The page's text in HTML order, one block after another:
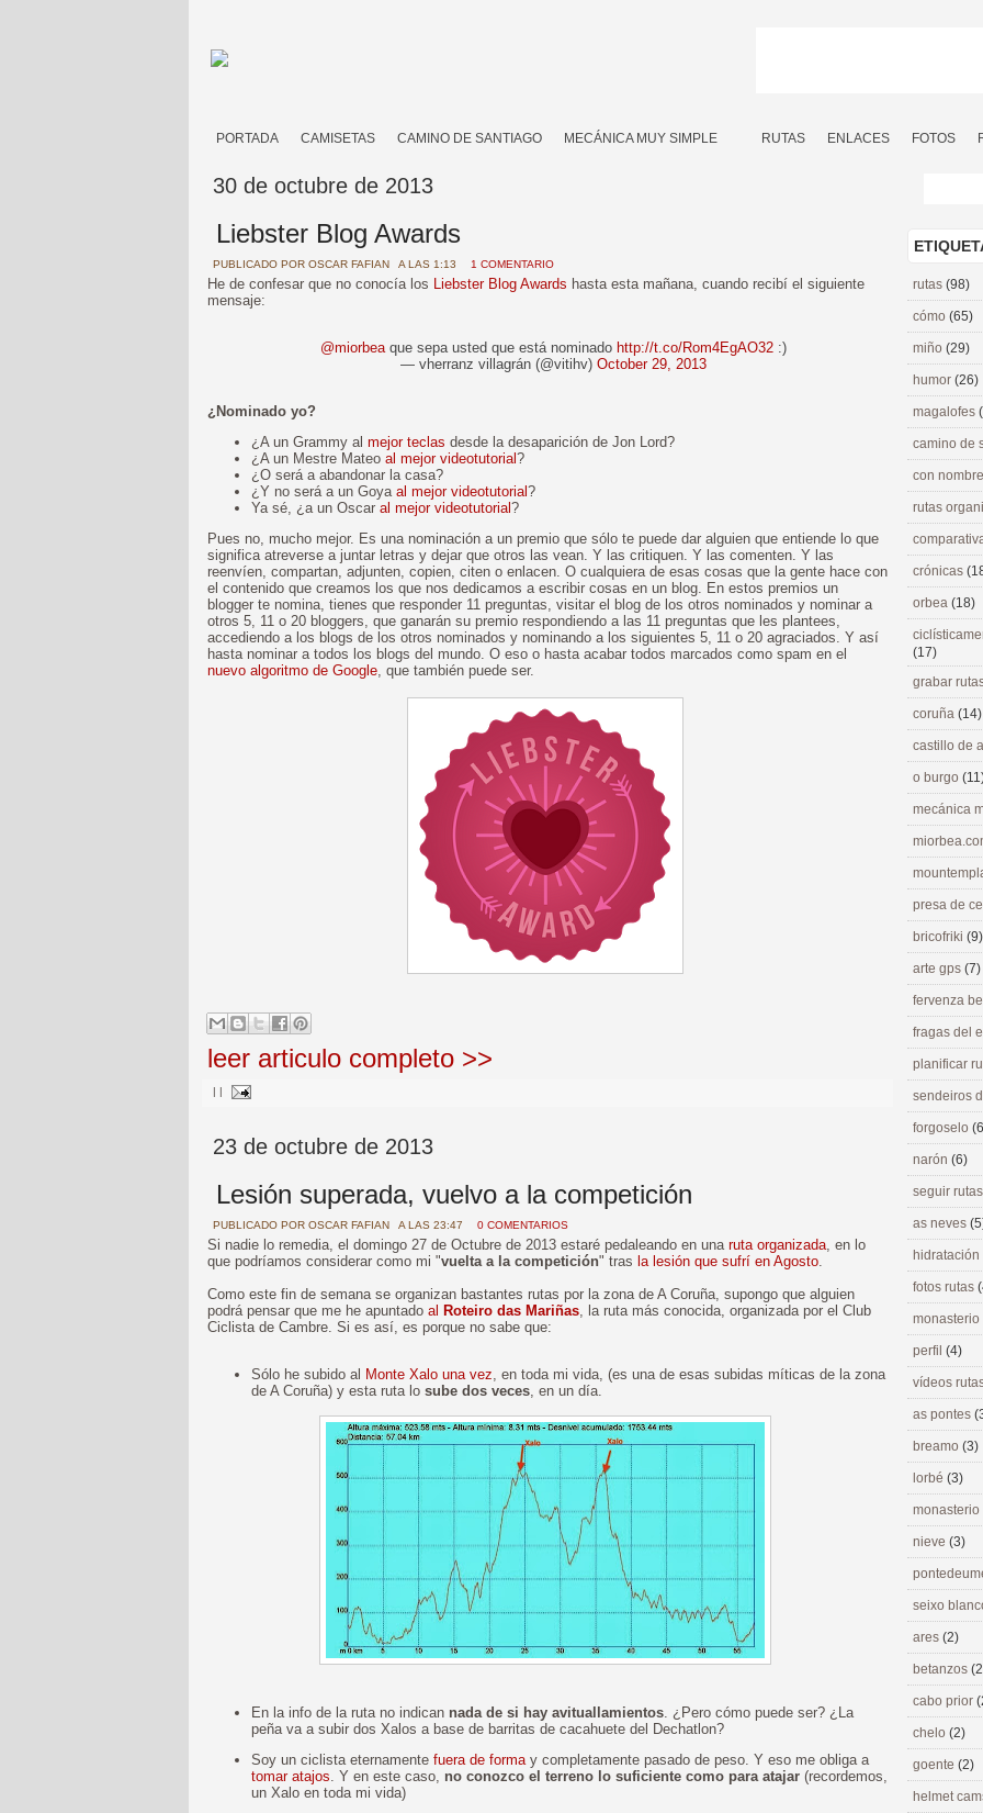
PORTADA CAMISETAS CAMINO DE SANTIAGO MECÁNICA MUY SIMPLE RUTAS ENLACES FOTOS
30 de octubre de 2013
Liebster Blog Awards
PUBLICADO POR OSCAR FAFIAN A LAS 1:13 1 COMENTARIO
He de confesar que no conocía los Liebster Blog Awards hasta esta mañana, cuando recibí el siguiente
mensaje:
@miorbeaque sepa usted que está nominado http://t.co/Rom4EgAO32:)
— vherranz villagrán (@vitihv) October 29, 2013
¿Nominado yo?
¿A un Grammy al mejor teclas desde la desaparición de Jon Lord?
¿A un Mestre Mateo al mejor videotutorial?
¿O será a abandonar la casa?
¿Y no será a un Goya al mejor videotutorial?
Ya sé, ¿a un Oscar al mejor videotutorial?
Pues no, mucho mejor. Es una nominación a un premio que sólo te puede dar alguien que entiende lo que
significa atreverse a juntar letras y dejar que otros las vean. Y las critiquen. Y las comenten. Y las
reenvíen, compartan, adjunten, copien, citen o enlacen. O cualquiera de esas cosas que la gente hace con
el contenido que creamos los que nos dedicamos a escribir cosas en un blog. En estos premios un
blogger te nomina, tienes que responder 11 preguntas, visitar el blog de los otros nominados y nominar a
otros 5, 11 o 20 bloggers, que ganarán su premio respondiendo a las 11 preguntas que les plantees,
accediendo a los blogs de los otros nominados y nominando a los siguientes 5, 11 o 20 agraciados. Y así
hasta nominar a todos los blogs del mundo. O eso o hasta acabar todos marcados como spam en el
nuevo algoritmo de Google, que también puede ser.
leer articulo completo >>
| |
23 de octubre de 2013
Lesión superada, vuelvo a la competición
PUBLICADO POR OSCAR FAFIAN A LAS 23:47 0 COMENTARIOS
Si nadie lo remedia, el domingo 27 de Octubre de 2013 estaré pedaleando en una ruta organizada , en lo
que podríamos considerar como mi "vuelta a la competición" tras la lesión que sufrí en Agosto
Como este fin de semana se organizan bastantes rutas por la zona de A Coruña, supongo que alguien
podrá pensar que me he apuntado al Roteiro das Mariñas , la ruta más conocida, organizada por el Club
Ciclista de Cambre. Si es así, es porque no sabe que:
Sólo he subido al Monte Xalo una vez , en toda mi vida, (es una de esas subidas míticas de la zona
de A Coruña) y esta ruta lo sube dos veces , en un día.
En la info de la ruta no indican nada de si hay avituallamientos . ¿Pero cómo puede ser? ¿La
peña va a subir dos Xalos a base de barritas de cacahuete del Dechatlon?
Soy un ciclista eternamente fuera de forma y completamente pasado de peso. Y eso me obliga a
tomar atajos . Y en este caso, no conozco el terreno lo suficiente como para atajar (recordemos,
un Xalo en toda mi vida)
rutas (98)
cómo (65)
miño (29)
humor (26)
magalofes
camino de
con
rutas
crónicas
orbea (18)
(17)
grabar
coruña (14)
castillo de
o burgo
mecánica
presa de
bricofriki (9)
arte gps (7)
fervenza
fragas del
planificar
sendeiros
forgoselo
narón (6)
seguir
as neves
hidratación
fotos rutas
perfil (4)
vídeos
as pontes
breamo (3)
lorbé (3)
nieve (3)
seixo
ares (2)
betanzos
cabo prior
chelo (2)
goente (2)
helmet